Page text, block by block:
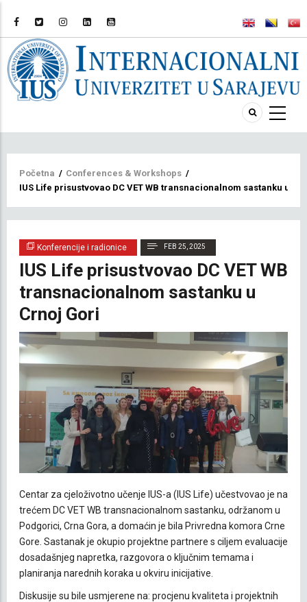
Breadcrumb
Početna / Conferences & Workshops /
IUS Life prisustvovao DC VET WB transnacionalnom sastanku u
Konferencije i radionice FEB 25, 2025
IUS Life prisustvovao DC VET WB
transnacionalnom sastanku u
Crnoj Gori
Centar za cjeloživotno učenje IUS-a (IUS Life) učestvovao je na
trećem DC VET WB transnacionalnom sastanku, održanom u
Podgorici, Crna Gora, a domaćin je bila Privredna komora Crne
Gore. Sastanak je okupio projektne partnere s ciljem evaluacije
dosadašnjeg napretka, razgovora o ključnim temama i
planiranja narednih koraka u okviru inicijative.
Diskusije su bile usmjerene na: procjenu kvaliteta i projektnih